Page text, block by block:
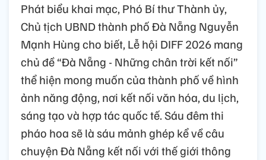
Phát biểu khai mạc, Phó Bí thư Thành ủy,
Chủ tịch UBND thành phố Đà Nẵng Nguyễn
Mạnh Hùng cho biết, Lễ hội DIFF 2026 mang
chủ đề “Đà Nẵng - Những chân trời kết nối”
thể hiện mong muốn của thành phố về hình
ảnh năng động, nơi kết nối văn hóa, du lịch,
sáng tạo và hợp tác quốc tế. Sáu đêm thi
pháo hoa sẽ là sáu mảnh ghép kể về câu
chuyện Đà Nẵng kết nối với thế giới thông